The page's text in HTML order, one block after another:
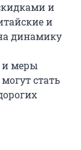
и
и
динамику
и меры
стать